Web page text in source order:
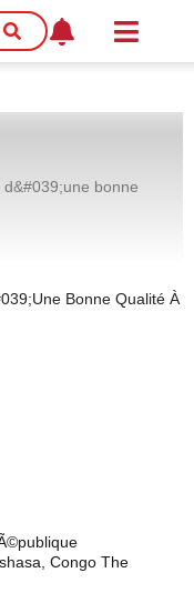
bonne
Bonne Qualité À
Congo The